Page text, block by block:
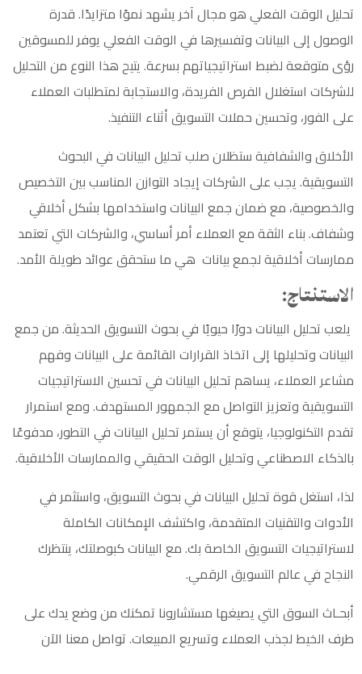
تحليل الوقت الفعلي هو مجال آخر يشهد نموًا متزايدًا. قدرة
الوصول إلى البيانات وتفسيرها في الوقت الفعلي يوفر للمسوقين
رؤى متوقعة لضبط استراتيجياتهم بسرعة. يتيح هذا النوع من التحليل
للشركات استغلال الفرص الفريدة، والاستجابة لمتطلبات العملاء
على الفور، وتحسين حملات التسويق أثناء التنفيذ.
الأخلاق والشفافية ستظلان صلب تحليل البيانات في البحوث
التسويقية. يجب على الشركات إيجاد التوازن المناسب بين التخصيص
والخصوصية، مع ضمان جمع البيانات واستخدامها بشكل أخلاقي
وشفاف. بناء الثقة مع العملاء أمر أساسي، والشركات التي تعتمد
ممارسات أخلاقية لجمع بيانات هي ما ستحقق عوائد طويلة الأمد.
الاستنتاج:
يلعب تحليل البيانات دورًا حيويًا في بحوث التسويق الحديثة. من جمع
البيانات وتحليلها إلى اتخاذ القرارات القائمة على البيانات وفهم
مشاعر العملاء، يساهم تحليل البيانات في تحسين الاستراتيجيات
التسويقية وتعزيز التواصل مع الجمهور المستهدف. ومع استمرار
تقدم التكنولوجيا، يتوقع أن يستمر تحليل البيانات في التطور، مدفوعًا
بالذكاء الاصطناعي وتحليل الوقت الحقيقي والممارسات الأخلاقية.
لذا، استغل قوة تحليل البيانات في بحوث التسويق، واستثمر في
الأدوات والتقنيات المتقدمة، واكتشف الإمكانات الكاملة
لاستراتيجيات التسويق الخاصة بك. مع البيانات كبوصلتك، ينتظرك
النجاح في عالم التسويق الرقمي.
أبحـاث السوق التي يصيغها مستشارونا تمكنك من وضع يدك على
طرف الخيط لجذب العملاء وتسريع المبيعات.تواصل معنا الآن